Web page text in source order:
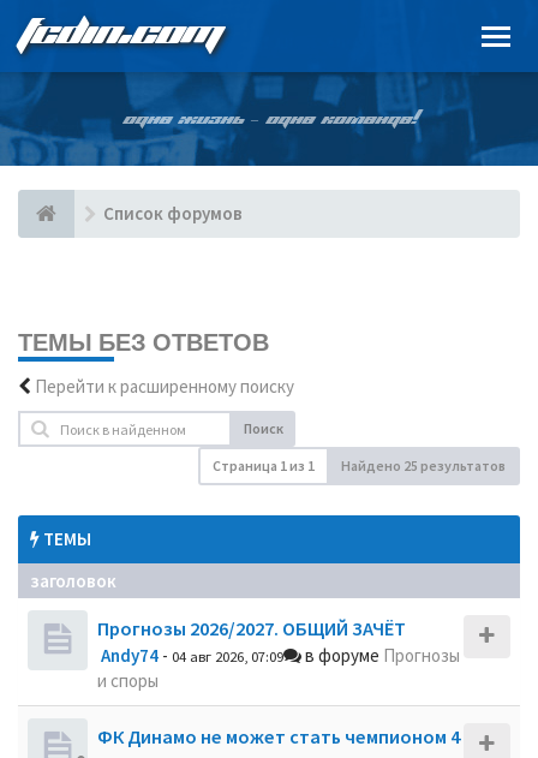
FCDIN.COM
ОДНА ЖИЗНЬ – ОДНА КОМАНДА!
Список форумов
ТЕМЫ БЕЗ ОТВЕТОВ
Перейти к расширенному поиску
Поиск
Страница 1из 1 Найдено 25 результатов
ТЕМЫ
заголовок
Прогнозы 2026/2027. ОБЩИЙ ЗАЧЁТ
Andy74 - 04 авг 2026, 07:09 в форуме Прогнозы
и споры
ФК Динамо не может стать чемпионом 4